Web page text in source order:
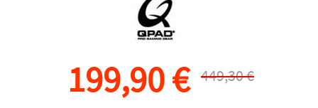
199,90 € 449,30 €